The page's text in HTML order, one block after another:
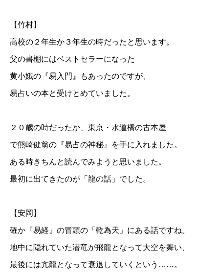
【竹村】
高校の２年生か３年生の時だったと思います。
父の書棚にはベストセラーになった
黄小娥の『易入門』もあったのですが、
易占いの本と受けとめていました。
２０歳の時だったか、東京・水道橋の古本屋
で熊崎健翁の『易占の神秘』を手に入れました。
ある時きちんと読んでみようと思いました。
最初に出てきたのが「龍の話」でした。
【安岡】
確か『易経』の冒頭の「乾為天」にある話ですね。
地中に隠れていた潜竜が飛龍となって大空を舞い、
最後には亢龍となって衰退していくという……。